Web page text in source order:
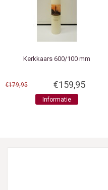
Kerkkaars 600/100 mm
€179,95 €159,95
Informatie